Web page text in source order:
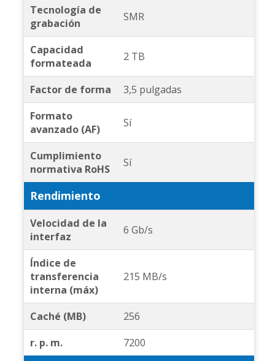
Tecnología de
grabación
SMR
Capacidad
formateada
2 TB
Factor de forma
3,5 pulgadas
Formato
avanzado (AF)
Sí
Cumplimiento
normativa RoHS
Sí
Rendimiento
Velocidad de la
interfaz
6 Gb/s
Índice de
transferencia
interna (máx)
215 MB/s
Caché (MB)
256
r. p. m.
7200